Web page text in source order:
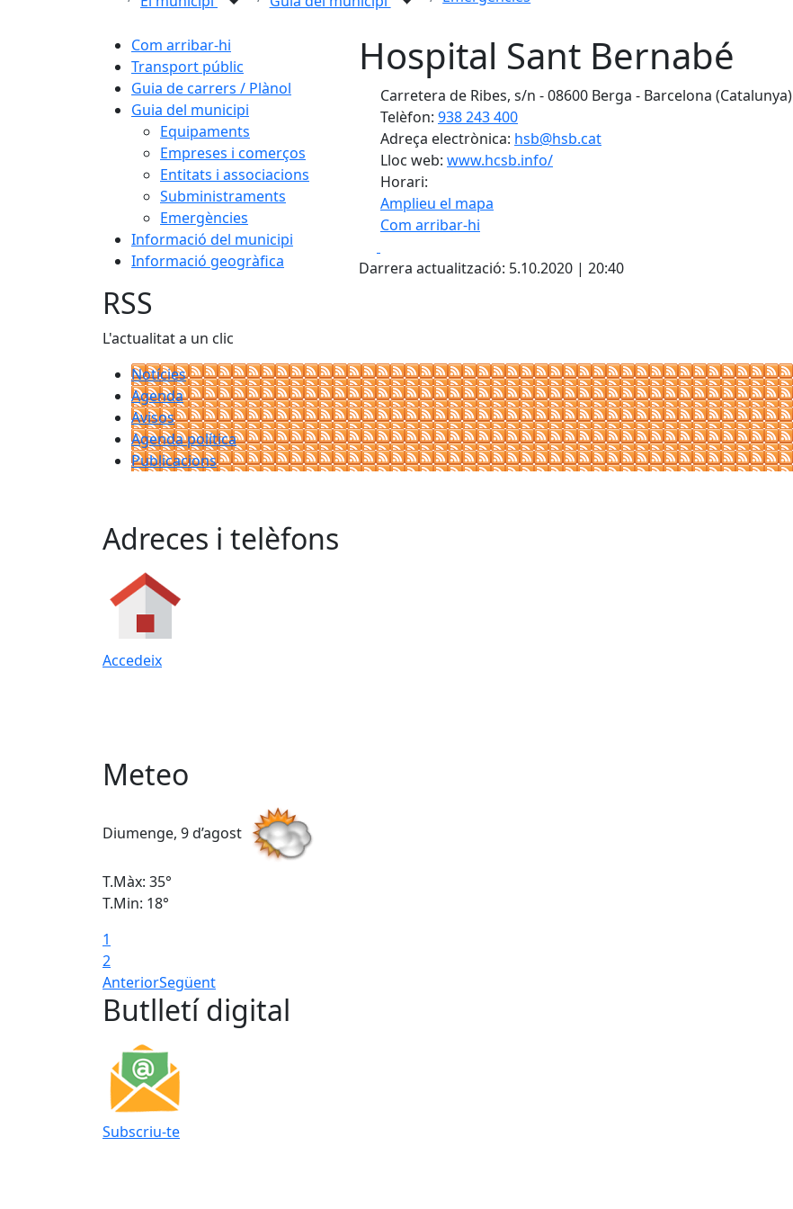
Com arribar-hi
Transport públic
Guia de carrers / Plànol
Guia del municipi
Equipaments
Empreses i comerços
Entitats i associacions
Subministraments
Emergències
Informació del municipi
Informació geogràfica
Hospital Sant Bernabé
Carretera de Ribes, s/n - 08600 Berga - Barcelona (Catalunya)
Telèfon: 938 243 400
Adreça electrònica: hsb@hsb.cat
Lloc web: www.hcsb.info/
Horari:
Amplieu el mapa
Com arribar-hi
+
Darrera actualització: 5.10.2020 | 20:40
RSS
L'actualitat a un clic
Notícies
Agenda
Avisos
Agenda política
Publicacions
Adreces i telèfons
Accedeix
Meteo
Diumenge, 9 d’agost
T.Màx: 35°
T.Min: 18°
1
2
AnteriorSegüent
Butlletí digital
Subscriu-te